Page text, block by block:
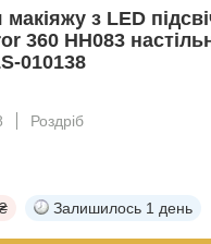
з LED
360 HH083
010138
Роздріб
Залишилось 1 день